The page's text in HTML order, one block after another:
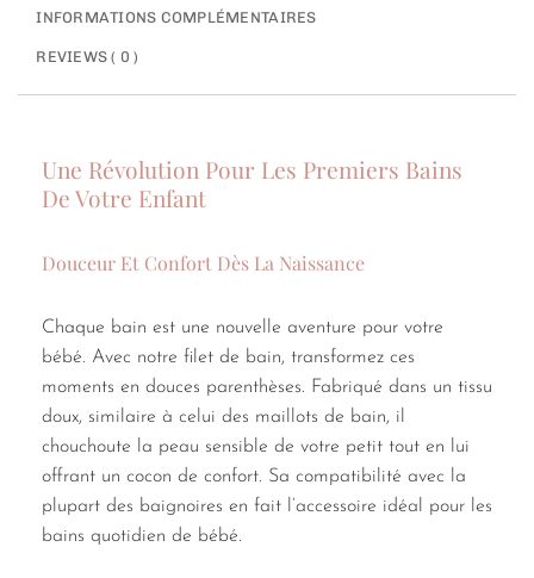
INFORMATIONS COMPLÉMENTAIRES
REVIEWS ( 0 )
Une Révolution Pour Les Premiers Bains
De Votre Enfant
Douceur Et Confort Dès La Naissance
Chaque bain est une nouvelle aventure pour votre
bébé. Avec notre filet de bain, transformez ces
moments en douces parenthèses. Fabriqué dans un tissu
doux, similaire à celui des maillots de bain, il
chouchoute la peau sensible de votre petit tout en lui
offrant un cocon de confort. Sa compatibilité avec la
plupart des baignoires en fait l’accessoire idéal pour les
bains quotidien de bébé.